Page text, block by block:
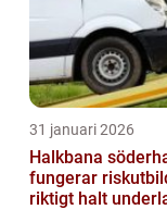
31 januari 2026
Halkbana
fungerar
riktigt halt